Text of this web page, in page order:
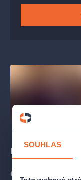
SOUHLAS
Popis
O KONCERTU